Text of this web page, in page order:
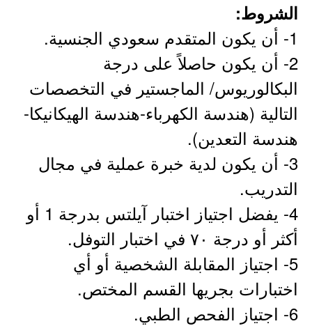
الشروط:
1- أن يكون المتقدم سعودي الجنسية.
2- أن يكون حاصلاً على درجة
البكالوريوس/ الماجستير في التخصصات
التالية (هندسة الكهرباء-هندسة الهيكانيكا-
هندسة التعدين).
3- أن يكون لدية خبرة عملية في مجال
التدريب.
4- يفضل اجتياز اختبار آيلتس بدرجة 1 أو
أكثر أو درجة ٧٠ في اختبار التوفل.
5- اجتياز المقابلة الشخصية أو أي
اختبارات بجريها القسم المختص.
6- اجتياز الفحص الطبي.